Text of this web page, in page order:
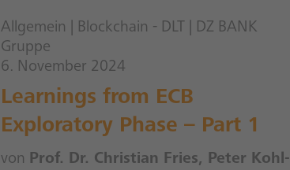
Allgemein Blockchain - DLT
DZ BANK
Gruppe
6. November 2024
Learnings from ECB
Exploratory Phase – Part 1
von Prof. Dr. Christian Fries, Peter Kohl-